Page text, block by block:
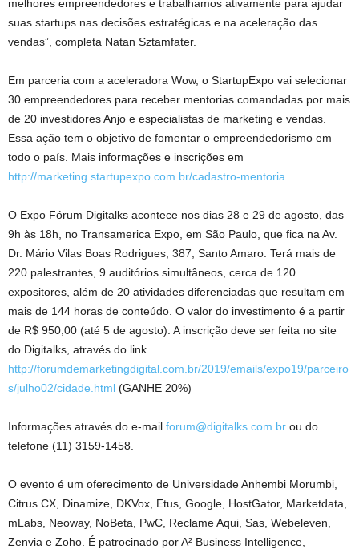
melhores empreendedores e trabalhamos ativamente para ajudar
suas startups nas decisões estratégicas e na aceleração das
vendas”, completa Natan Sztamfater.
Em parceria com a aceleradora Wow, o StartupExpo vai selecionar
30 empreendedores para receber mentorias comandadas por mais
de 20 investidores Anjo e especialistas de marketing e vendas.
Essa ação tem o objetivo de fomentar o empreendedorismo em
todo o país. Mais informações e inscrições em
http://marketing.startupexpo.com.br/cadastro-mentoria
O Expo Fórum Digitalks acontece nos dias 28 e 29 de agosto, das
9h às 18h, no Transamerica Expo, em São Paulo, que fica na Av.
Dr. Mário Vilas Boas Rodrigues, 387, Santo Amaro. Terá mais de
220 palestrantes, 9 auditórios simultâneos, cerca de 120
expositores, além de 20 atividades diferenciadas que resultam em
mais de 144 horas de conteúdo. O valor do investimento é a partir
de R$ 950,00 (até 5 de agosto). A inscrição deve ser feita no site
do Digitalks, através do link
http://forumdemarketingdigital.com.br/2019/emails/expo19/parceiro
s/julho02/cidade.html (GANHE 20%)
Informações através do e-mail forum@digitalks.com.br ou do
telefone (11) 3159-1458.
O evento é um oferecimento de Universidade Anhembi Morumbi,
Citrus CX, Dinamize, DKVox, Etus, Google, HostGator, Marketdata,
mLabs, Neoway, NoBeta, PwC, Reclame Aqui, Sas, Webeleven,
Zenvia e Zoho. É patrocinado por A² Business Intelligence,